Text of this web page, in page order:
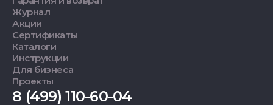
Журнал
Акции
Сертификаты
Каталоги
Инструкции
Для бизнеса
Проекты
8 (499) 110-60-04